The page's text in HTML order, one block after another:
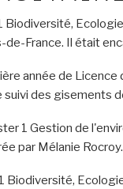
France. Il était
année de
des gisements
1 Gestion de
par Mélanie Rocroy.
Biodiversité,